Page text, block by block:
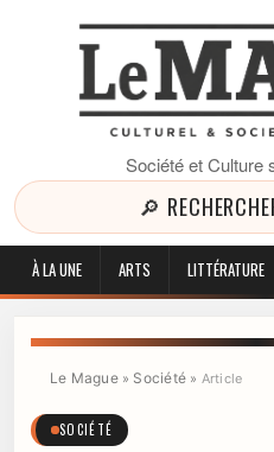
Société et Culture
🔎
À LA UNE ARTS LITTÉRATURE
Le Mague» Société» Article
SOCIÉTÉ